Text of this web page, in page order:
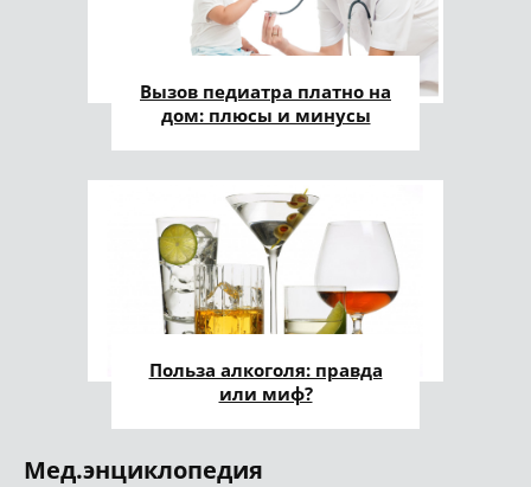
Вызов педиатра платно на
дом: плюсы и минусы
Польза алкоголя: правда
или миф?
Мед.энциклопедия